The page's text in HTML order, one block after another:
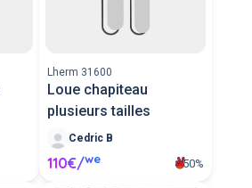
Lherm 31600
Loue chapiteau
plusieurs tailles
Cedric B
110€/we 50%